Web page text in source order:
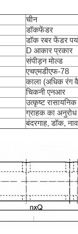
चीन
डॉकफेंडर
डॉक रबर फेंडर
D आकार प्रकार
संपीड़न मोल्ड
एचएमडीएफ-78
काला (अधिक रंग
चिकनी एनआर
उत्कृष्ट
ग्राहक का अनुरोध
बंदरगाह, डॉक, नाव